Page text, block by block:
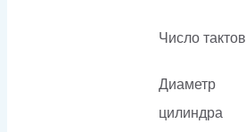
Число тактов
Диаметр
цилиндра